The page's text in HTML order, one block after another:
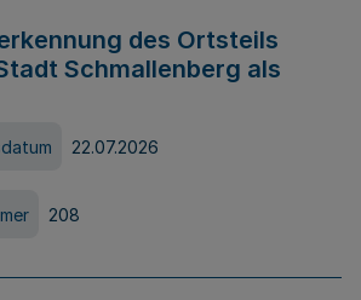
des Ortsteils
Schmallenberg als
22.07.2026
208